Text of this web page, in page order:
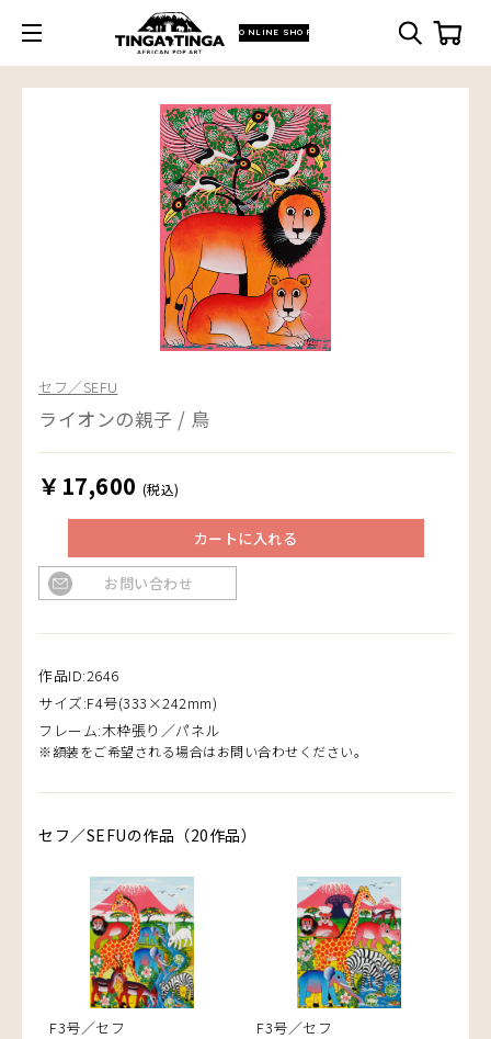
ONLINE SHOP
セフ／SEFU
ライオンの親子 / 鳥
￥17,600 (税込)
カートに入れる
お問い合わせ
作品ID:2646
サイズ:F4号(333×242mm)
フレーム:木枠張り／パネル
※額装をご希望される場合はお問い合わせください。
セフ／SEFUの作品（20作品）
F3号／セフ F3号／セフ